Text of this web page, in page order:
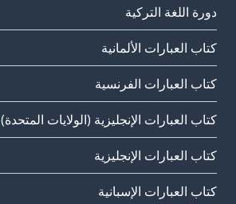
دورة اللغة التركية
كتاب العبارات الألمانية
كتاب العبارات الفرنسية
كتاب العبارات الإنجليزية (الولايات المتحدة)
كتاب العبارات الإنجليزية
كتاب العبارات الإسبانية